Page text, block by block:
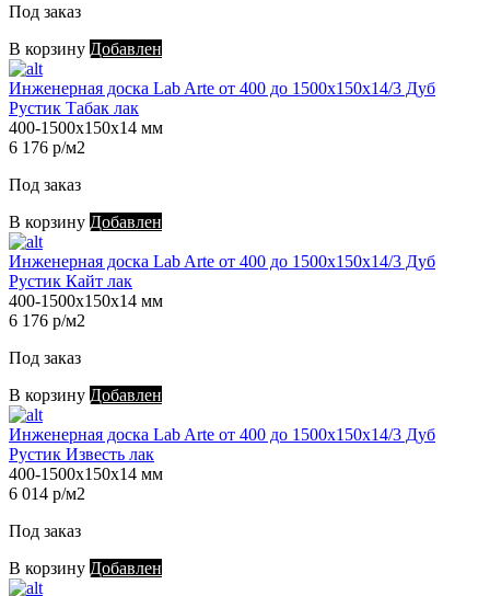
Под заказ
В корзину Добавлен
Инженерная доска Lab Arte от 400 до 1500х150х14/3 Дуб
Рустик Табак лак
400-1500х150х14 мм
6 176 р/м2
Под заказ
В корзину Добавлен
Инженерная доска Lab Arte от 400 до 1500х150х14/3 Дуб
Рустик Кайт лак
400-1500х150х14 мм
6 176 р/м2
Под заказ
В корзину Добавлен
Инженерная доска Lab Arte от 400 до 1500х150х14/3 Дуб
Рустик Известь лак
400-1500х150х14 мм
6 014 р/м2
Под заказ
В корзину Добавлен